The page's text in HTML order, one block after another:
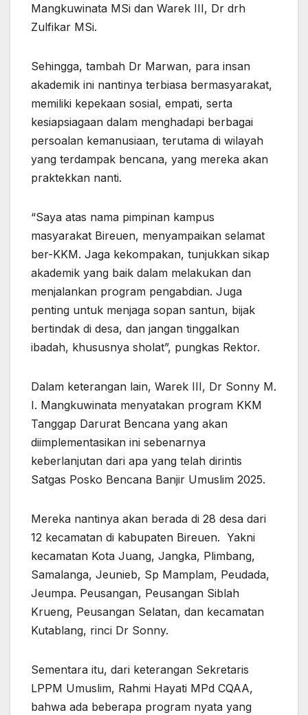
Mangkuwinata MSi dan Warek III, Dr drh
Zulfikar MSi.
Sehingga, tambah Dr Marwan, para insan
akademik ini nantinya terbiasa bermasyarakat,
memiliki kepekaan sosial, empati, serta
kesiapsiagaan dalam menghadapi berbagai
persoalan kemanusiaan, terutama di wilayah
yang terdampak bencana, yang mereka akan
praktekkan nanti.
“Saya atas nama pimpinan kampus
masyarakat Bireuen, menyampaikan selamat
ber-KKM. Jaga kekompakan, tunjukkan sikap
akademik yang baik dalam melakukan dan
menjalankan program pengabdian. Juga
penting untuk menjaga sopan santun, bijak
bertindak di desa, dan jangan tinggalkan
ibadah, khususnya sholat”, pungkas Rektor.
Dalam keterangan lain, Warek III, Dr Sonny M.
I. Mangkuwinata menyatakan program KKM
Tanggap Darurat Bencana yang akan
diimplementasikan ini sebenarnya
keberlanjutan dari apa yang telah dirintis
Satgas Posko Bencana Banjir Umuslim 2025.
Mereka nantinya akan berada di 28 desa dari
12 kecamatan di kabupaten Bireuen. Yakni
kecamatan Kota Juang, Jangka, Plimbang,
Samalanga, Jeunieb, Sp Mamplam, Peudada,
Jeumpa. Peusangan, Peusangan Siblah
Krueng, Peusangan Selatan, dan kecamatan
Kutablang, rinci Dr Sonny.
Sementara itu, dari keterangan Sekretaris
LPPM Umuslim, Rahmi Hayati MPd CQAA,
bahwa ada beberapa program nyata yang